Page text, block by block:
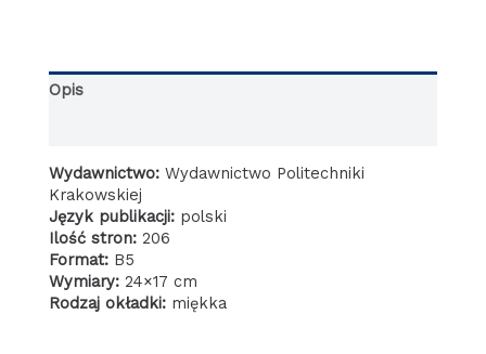
różniczkowych
z
Opis
Wydawnictwo: Wydawnictwo Politechniki
Krakowskiej
Język publikacji: polski
Ilość stron: 206
Format: B5
Wymiary: 24×17 cm
Rodzaj okładki: miękka